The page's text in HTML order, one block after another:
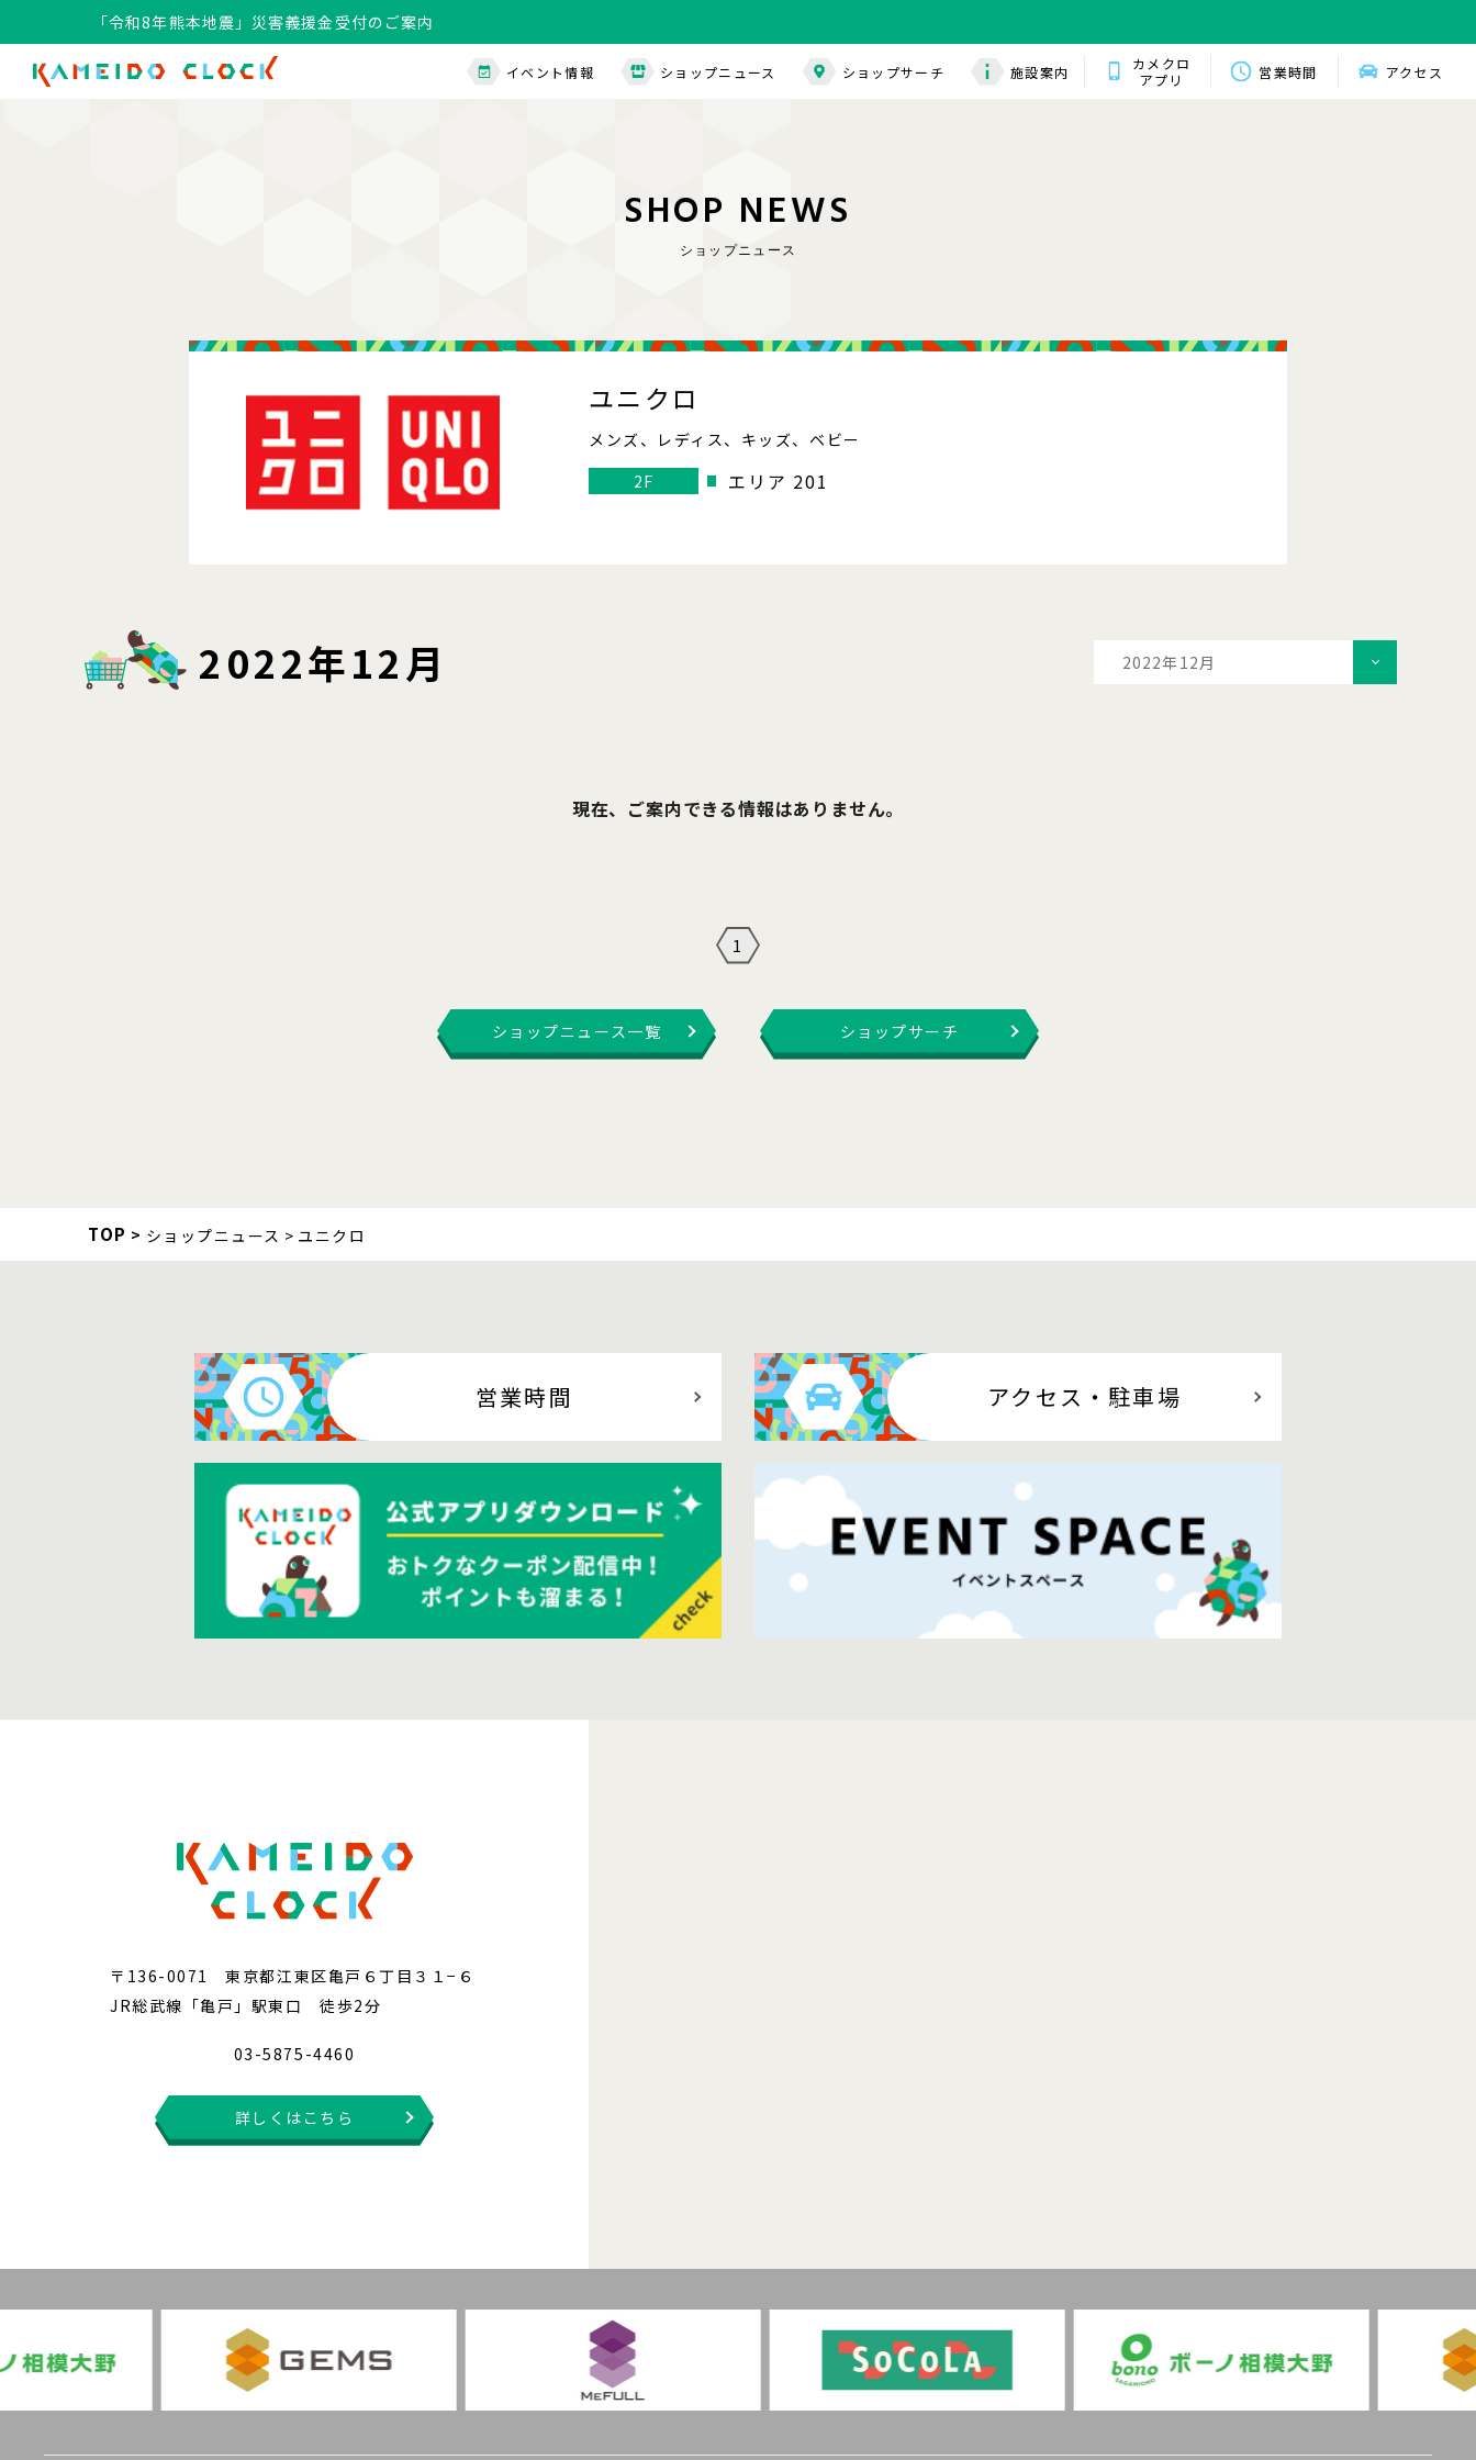
「令和8年熊本地震」災害義援金受付のご案内
イベント情報 ショップニュース ショップサーチ 施設案内
カメクロ
アプリ
営業時間 アクセス
SHOP NEWS
ショップニュース
ユニクロ
メンズ、レディス、キッズ、ベビー
2F
エリア 201
2022年12月
2022年12月
現在、ご案内できる情報はありません。
1
ショップニュース一覧 ショップサーチ
TOP ショップニュース ユニクロ
営業時間 アクセス ・駐車場
〒136-0071 東京都江東区亀戸６丁目３１−６
JR総武線「亀戸」駅東口 徒歩2分
03-5875-4460
詳しくはこちら